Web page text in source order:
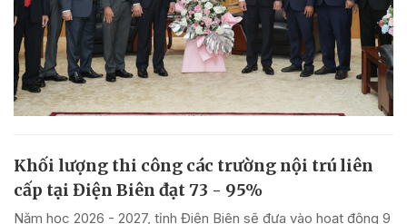
Khối lượng thi công các trường nội trú liên
cấp tại Điện Biên đạt 73 - 95%
Năm học 2026 - 2027, tỉnh Điện Biên sẽ đưa vào hoạt động 9